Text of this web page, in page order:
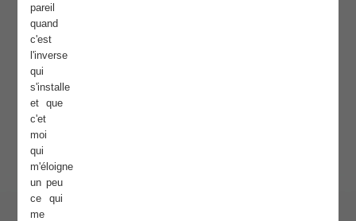
pareil
quand
c'est
l'inverse
qui
s'installe
et que
c'et
moi
qui
m'éloigne
un peu
ce qui
me